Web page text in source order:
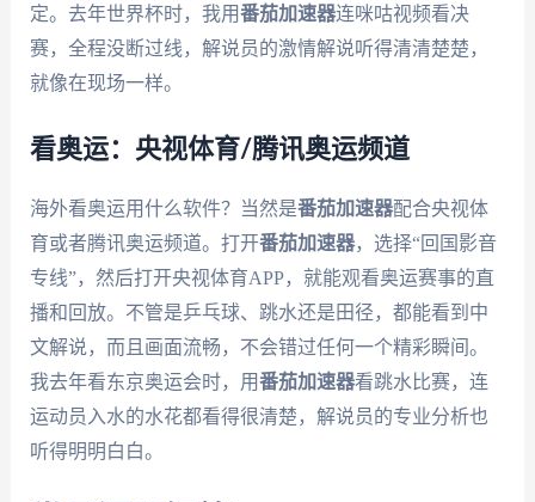
定。去年世界杯时，我用番茄加速器连咪咕视频看决
赛，全程没断过线，解说员的激情解说听得清清楚楚，
就像在现场一样。
看奥运：央视体育/腾讯奥运频道
海外看奥运用什么软件？当然是番茄加速器配合央视体
育或者腾讯奥运频道。打开番茄加速器，选择“回国影音
专线”，然后打开央视体育APP，就能观看奥运赛事的直
播和回放。不管是乒乓球、跳水还是田径，都能看到中
文解说，而且画面流畅，不会错过任何一个精彩瞬间。
我去年看东京奥运会时，用番茄加速器看跳水比赛，连
运动员入水的水花都看得很清楚，解说员的专业分析也
听得明明白白。